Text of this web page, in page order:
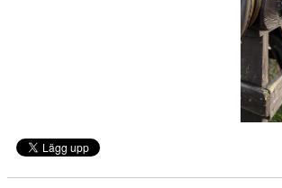
KLUBBSHOP
MEDLEMSKAP